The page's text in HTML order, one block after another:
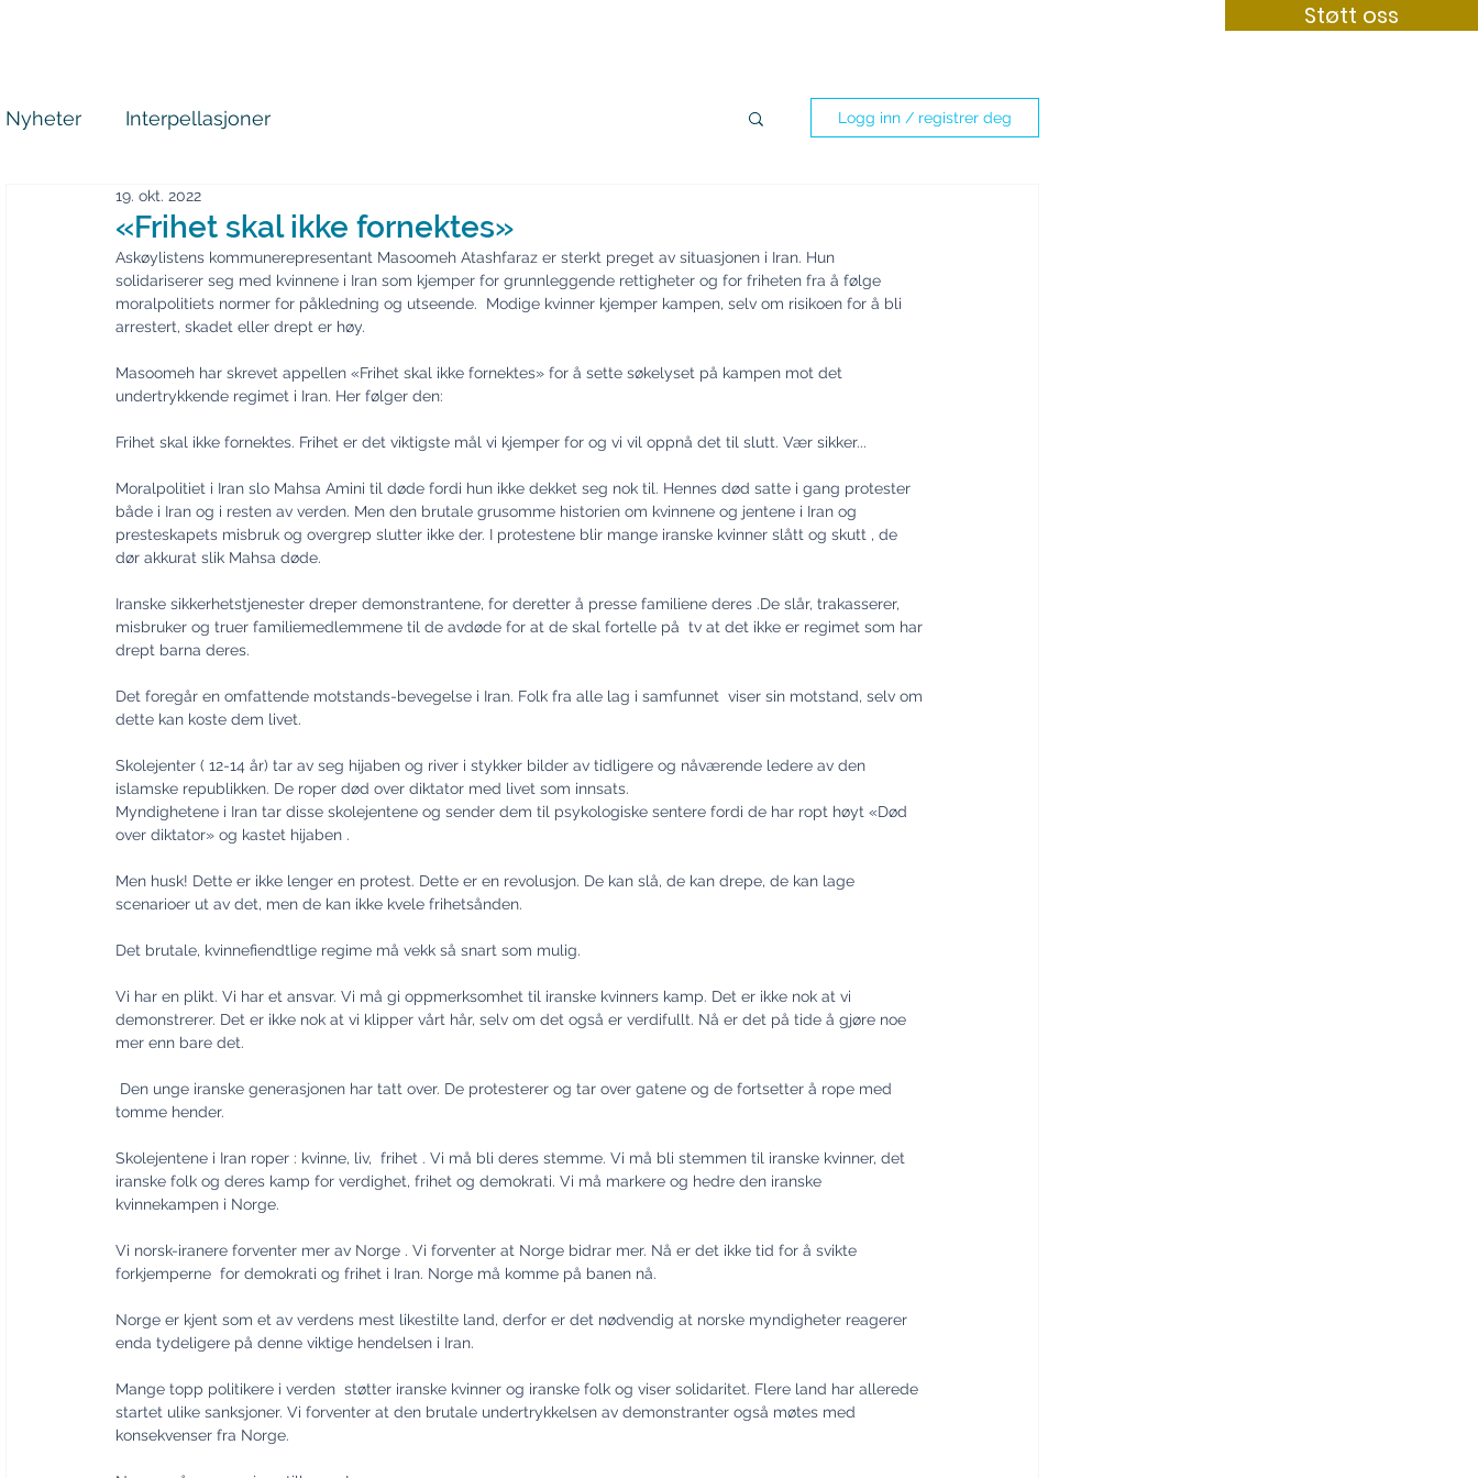
Støtt oss
Nyheter Interpellasjoner Logg inn / registrer deg
«Frihet skal ikke fornektes»
19. okt. 2022
Askøylistens kommunerepresentant Masoomeh Atashfaraz er sterkt preget av situasjonen i Iran. Hun
solidariserer seg med kvinnene i Iran som kjemper for grunnleggende rettigheter og for friheten fra å følge
moralpolitiets normer for påkledning og utseende.  Modige kvinner kjemper kampen, selv om risikoen for å bli
arrestert, skadet eller drept er høy.
Masoomeh har skrevet appellen «Frihet skal ikke fornektes» for å sette søkelyset på kampen mot det
undertrykkende regimet i Iran. Her følger den:
Frihet skal ikke fornektes. Frihet er det viktigste mål vi kjemper for og vi vil oppnå det til slutt. Vær sikker...
Moralpolitiet i Iran slo Mahsa Amini til døde fordi hun ikke dekket seg nok til. Hennes død satte i gang protester
både i Iran og i resten av verden. Men den brutale grusomme historien om kvinnene og jentene i Iran og
presteskapets misbruk og overgrep slutter ikke der. I protestene blir mange iranske kvinner slått og skutt , de
dør akkurat slik Mahsa døde.
Iranske sikkerhetstjenester dreper demonstrantene, for deretter å presse familiene deres .De slår, trakasserer,
misbruker og truer familiemedlemmene til de avdøde for at de skal fortelle på  tv at det ikke er regimet som har
drept barna deres.
Det foregår en omfattende motstands-bevegelse i Iran. Folk fra alle lag i samfunnet  viser sin motstand, selv om
dette kan koste dem livet.
Skolejenter ( 12-14 år) tar av seg hijaben og river i stykker bilder av tidligere og nåværende ledere av den
islamske republikken. De roper død over diktator med livet som innsats.
Myndighetene i Iran tar disse skolejentene og sender dem til psykologiske sentere fordi de har ropt høyt «Død
over diktator» og kastet hijaben .
Men husk! Dette er ikke lenger en protest. Dette er en revolusjon. De kan slå, de kan drepe, de kan lage
scenarioer ut av det, men de kan ikke kvele frihetsånden.
Det brutale, kvinnefiendtlige regime må vekk så snart som mulig.
Vi har en plikt. Vi har et ansvar. Vi må gi oppmerksomhet til iranske kvinners kamp. Det er ikke nok at vi
demonstrerer. Det er ikke nok at vi klipper vårt hår, selv om det også er verdifullt. Nå er det på tide å gjøre noe
mer enn bare det.
tomme hender.
Skolejentene i Iran roper : kvinne, liv,  frihet . Vi må bli deres stemme. Vi må bli stemmen til iranske kvinner, det
iranske folk og deres kamp for verdighet, frihet og demokrati. Vi må markere og hedre den iranske
kvinnekampen i Norge.
Vi norsk-iranere forventer mer av Norge . Vi forventer at Norge bidrar mer. Nå er det ikke tid for å svikte
forkjemperne  for demokrati og frihet i Iran. Norge må komme på banen nå.
Norge er kjent som et av verdens mest likestilte land, derfor er det nødvendig at norske myndigheter reagerer
enda tydeligere på denne viktige hendelsen i Iran.
Mange topp politikere i verden  støtter iranske kvinner og iranske folk og viser solidaritet. Flere land har allerede
startet ulike sanksjoner. Vi forventer at den brutale undertrykkelsen av demonstranter også møtes med
konsekvenser fra Norge.